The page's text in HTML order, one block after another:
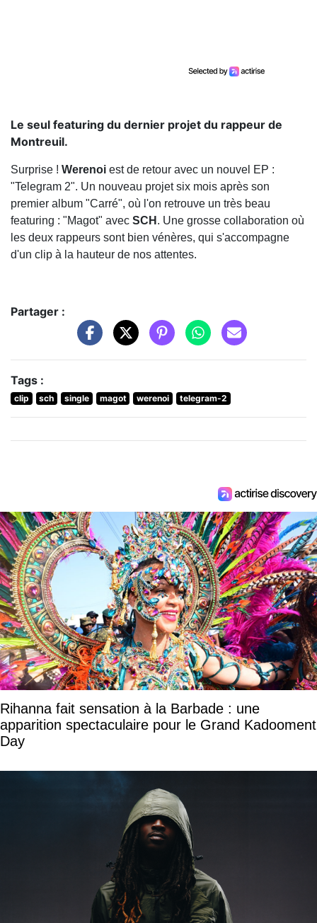
Le seul featuring du dernier projet du rappeur de
Montreuil.
Surprise ! Werenoi est de retour avec un nouvel EP :
"Telegram 2". Un nouveau projet six mois après son
premier album "Carré", où l'on retrouve un très beau
featuring : "Magot" avec SCH . Une grosse collaboration où
les deux rappeurs sont bien vénères, qui s'accompagne
d'un clip à la hauteur de nos attentes.
Partager :
Tags :
clip sch single magot werenoi telegram-2
Rihanna fait sensation à la Barbade : une
apparition spectaculaire pour le Grand Kadooment
Day